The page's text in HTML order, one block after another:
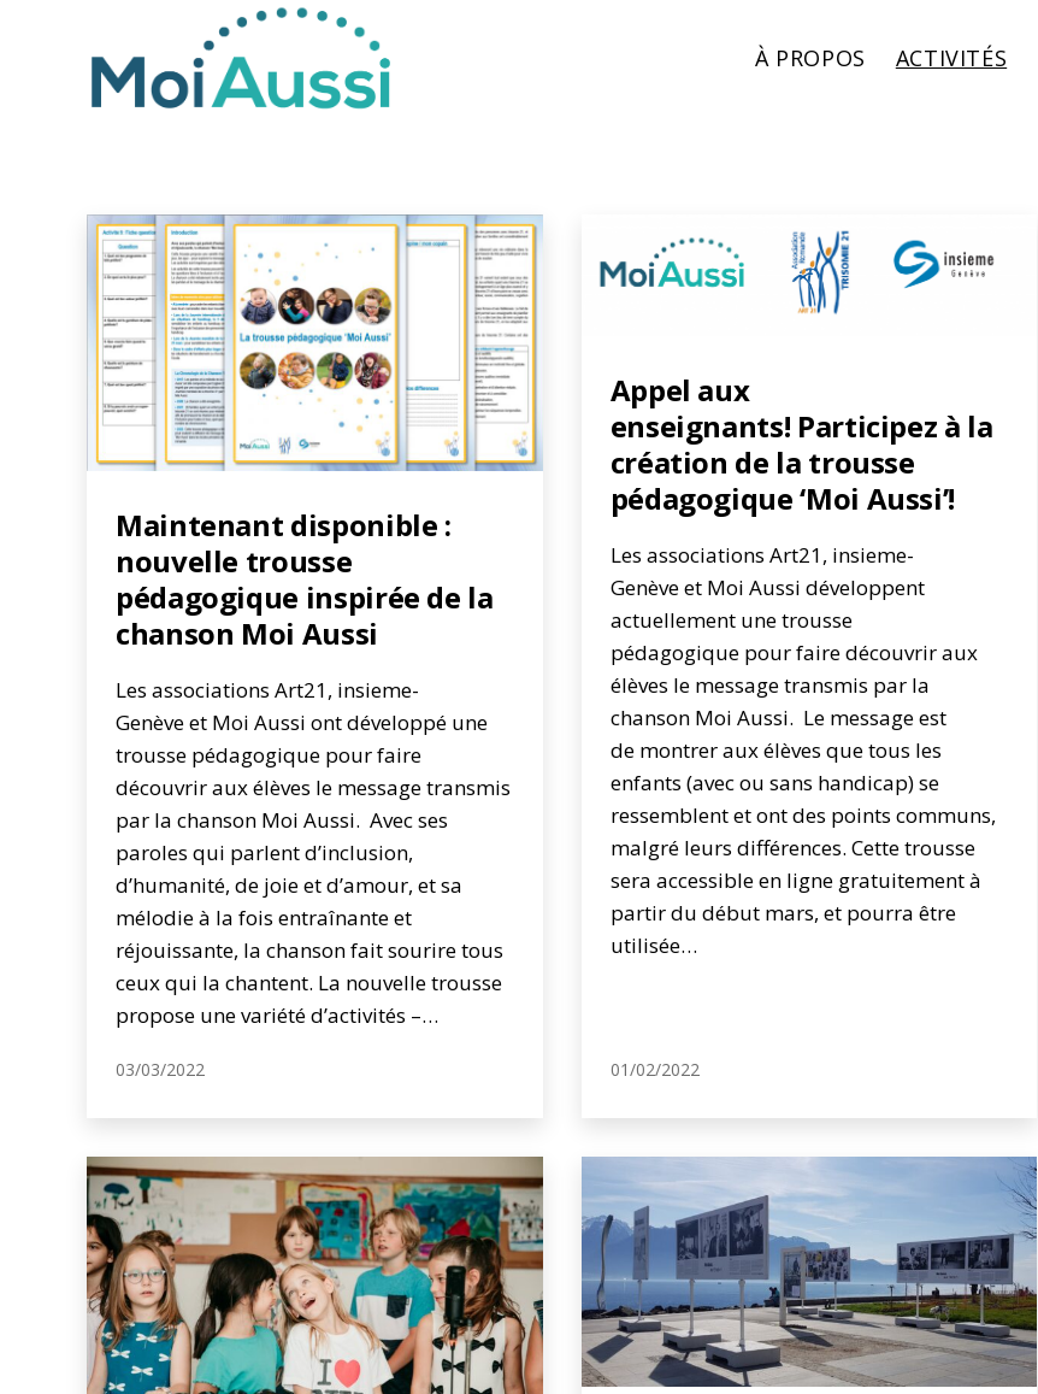
Aussi
À PROPOS ACTIVITÉS
Maintenant disponible :
nouvelle trousse
pédagogique inspirée de la
chanson Moi Aussi
Les associations Art21, insieme-
Genève et Moi Aussi ont développé une
trousse pédagogique pour faire
découvrir aux élèves le message transmis
par la chanson Moi Aussi. Avec ses
paroles qui parlent d’inclusion,
d’humanité, de joie et d’amour, et sa
mélodie à la fois entraînante et
réjouissante, la chanson fait sourire tous
ceux qui la chantent. La nouvelle trousse
propose une variété d’activités –…
03/03/2022
Appel aux
enseignants! Participez à la
création de la trousse
pédagogique ‘Moi Aussi’!
Les associations Art21, insieme-
Genève et Moi Aussi développent
actuellement une trousse
pédagogique pour faire découvrir aux
élèves le message transmis par la
chanson Moi Aussi. Le message est
de montrer aux élèves que tous les
enfants (avec ou sans handicap) se
ressemblent et ont des points communs,
malgré leurs différences. Cette trousse
sera accessible en ligne gratuitement à
partir du début mars, et pourra être
utilisée…
01/02/2022